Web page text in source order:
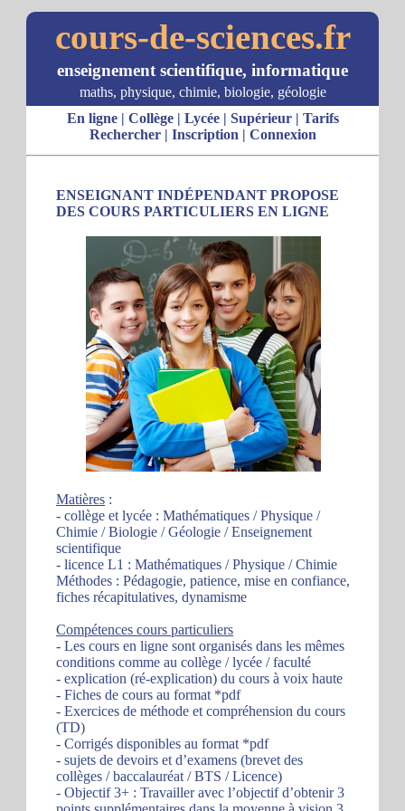
cours-de-sciences.fr
enseignement scientifique, informatique
maths, physique, chimie, biologie, géologie
En ligne| Collège| Lycée| Supérieur| Tarifs
Rechercher| Inscription | Connexion
ENSEIGNANT INDÉPENDANT PROPOSE
DES COURS PARTICULIERS EN LIGNE
Matières :
- collège et lycée : Mathématiques / Physique /
Chimie / Biologie / Géologie / Enseignement
scientifique
- licence L1 : Mathématiques / Physique / Chimie
Méthodes : Pédagogie, patience, mise en confiance,
fiches récapitulatives, dynamisme
Compétences cours particuliers
- Les cours en ligne sont organisés dans les mêmes
conditions comme au collège / lycée / faculté
- explication (ré-explication) du cours à voix haute
- Fiches de cours au format *pdf
- Exercices de méthode et compréhension du cours
(TD)
- Corrigés disponibles au format *pdf
- sujets de devoirs et d’examens (brevet des
collèges / baccalauréat / BTS / Licence)
- Objectif 3+ : Travailler avec l’objectif d’obtenir 3